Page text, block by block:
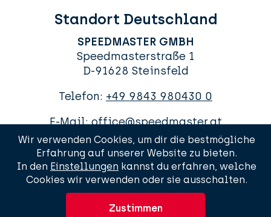
Standort Deutschland
SPEEDMASTER GMBH
Speedmasterstraße 1
D-91628 Steinsfeld
Telefon: +49 9843 980430 0
E-Mail:office@speedmaster.at
Wir verwenden Cookies, um dir die bestmögliche
Erfahrung auf unserer Website zu bieten.
In den Einstellungen kannst du erfahren, welche
Cookies wir verwenden oder sie ausschalten.
Zustimmen